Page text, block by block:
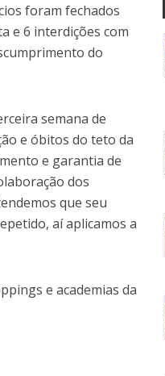
foram fechados
e 6 interdições com
do
semana de
e óbitos do teto da
e garantia de
dos
que seu
aí aplicamos a
e academias da